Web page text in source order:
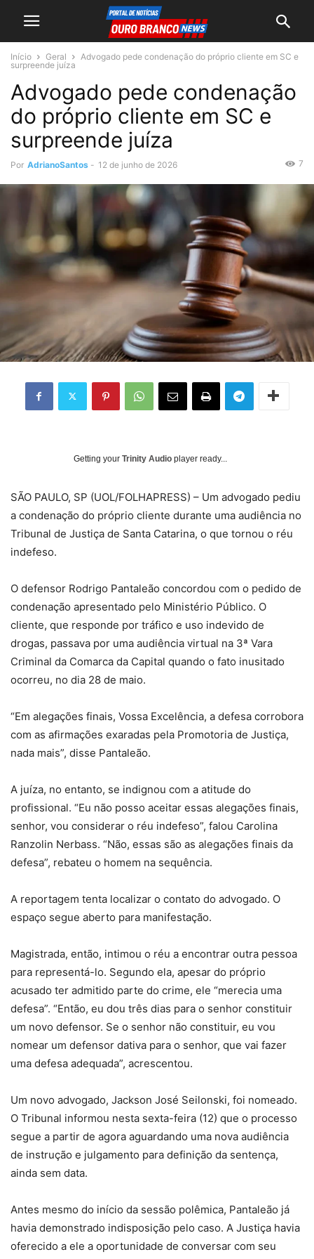
Início Geral
Advogado pede condenação do próprio cliente em SC e
surpreende juíza
Advogado pede condenação
do próprio cliente em SC e
surpreende juíza
Por AdrianoSantos - 12 de junho de 2026 7
Getting your Trinity Audio player ready...
SÃO PAULO, SP (UOL/FOLHAPRESS) – Um advogado pediu
a condenação do próprio cliente durante uma audiência no
Tribunal de Justiça de Santa Catarina, o que tornou o réu
indefeso.
O defensor Rodrigo Pantaleão concordou com o pedido de
condenação apresentado pelo Ministério Público. O
cliente, que responde por tráfico e uso indevido de
drogas, passava por uma audiência virtual na 3ª Vara
Criminal da Comarca da Capital quando o fato inusitado
ocorreu, no dia 28 de maio.
“Em alegações finais, Vossa Excelência, a defesa corrobora
com as afirmações exaradas pela Promotoria de Justiça,
nada mais”, disse Pantaleão.
A juíza, no entanto, se indignou com a atitude do
profissional. “Eu não posso aceitar essas alegações finais,
senhor, vou considerar o réu indefeso”, falou Carolina
Ranzolin Nerbass. “Não, essas são as alegações finais da
defesa”, rebateu o homem na sequência.
A reportagem tenta localizar o contato do advogado. O
espaço segue aberto para manifestação.
Magistrada, então, intimou o réu a encontrar outra pessoa
para representá-lo. Segundo ela, apesar do próprio
acusado ter admitido parte do crime, ele “merecia uma
defesa”. “Então, eu dou três dias para o senhor constituir
um novo defensor. Se o senhor não constituir, eu vou
nomear um defensor dativa para o senhor, que vai fazer
uma defesa adequada”, acrescentou.
Um novo advogado, Jackson José Seilonski, foi nomeado.
O Tribunal informou nesta sexta-feira (12) que o processo
segue a partir de agora aguardando uma nova audiência
de instrução e julgamento para definição da sentença,
ainda sem data.
Antes mesmo do início da sessão polêmica, Pantaleão já
havia demonstrado indisposição pelo caso. A Justiça havia
oferecido a ele a oportunidade de conversar com seu